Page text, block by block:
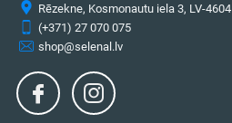
Rēzekne, Kosmonautu iela 3, LV-4604
(+371) 27 070 075
shop@selenal.lv